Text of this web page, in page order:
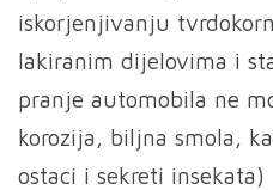
iskorjenjivanju
lakiranim dijelovima i
pranje automobila ne
korozija, biljna smola,
ostaci i sekreti insekata)